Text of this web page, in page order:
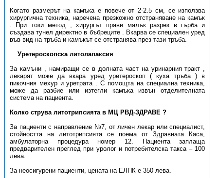
Когато размерът на камъка е повече от 2-2.5 см, се използва
хирургична техника, наречена презкожно отстраняване на камък
. При този метод , хирургът прави малък разрез в гърба и
създава тунел директно в бъбреците . Вкарва се специален уред
във вид на тръба и камъкът се отстранява през тази тръба.
Уретероскопска литолапаксия
За камъни , намиращи се в долната част на уринарния тракт ,
лекарят може да вкара уред уретероскоп ( куха тръба ) в
пикочния мехур и уретрата . С помощта на специална техника,
може да разбие или изтегли камъка извън отделителната
система на пациента.
Колко струва литотрипсията в МЦ РВД-ЗДРАВЕ ?
За пациенти с направление №7, от личен лекар или специалист,
стойността на литотрипсията се поема от Здравната Каса,
амбулаторна процедура номер 12. Пациента заплаща
предварителен преглед при уролог и потребителска такса – 100
лева.
За неосигурени пациенти, цената на ЕЛПК е 350 лева.